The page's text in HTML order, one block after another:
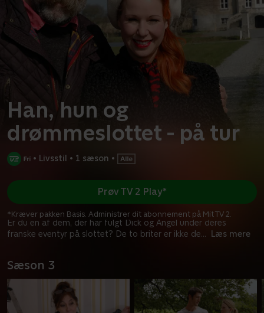
Han, hun og
drømmeslottet - på tur
• Livsstil • 1 sæson •
Er du en af dem, der har fulgt Dick og Angel under deres
franske eventyr på slottet? De to briter er ikke de... Læs mere
Prøv TV 2 Play*
*Kræver pakken Basis. Administrer dit abonnement på Mit TV 2.
Sæson 3